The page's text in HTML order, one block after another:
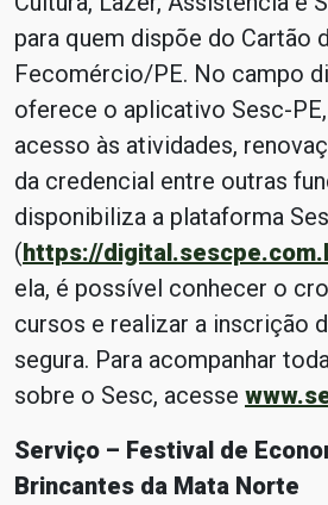
para quem dispõe do Cartão
Fecomércio/PE. No campo
oferece o aplicativo Sesc-
acesso às atividades,
da credencial entre outras
disponibiliza a plataforma
(https://
ela, é possível conhecer o
cursos e realizar a inscrição
segura. Para acompanhar
sobre o Sesc, acesse
Serviço – Festival de
Brincantes da Mata Norte